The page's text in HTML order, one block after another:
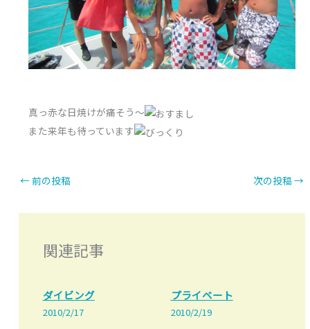
真っ赤な日焼けが痛そう～
また来年も待っています
←前の投稿 次の投稿 →
関連記事
ダイビング
2010/2/17
プライベート
2010/2/19